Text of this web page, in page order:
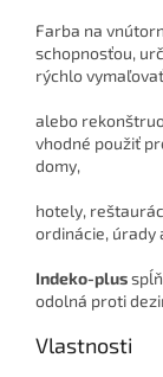
Farba na
schopnosťou,
rýchlo vymaľovať
alebo
vhodné použiť
domy,
hotely,
ordinácie, úrady
Indeko-plus
odolná proti
Vlastnosti